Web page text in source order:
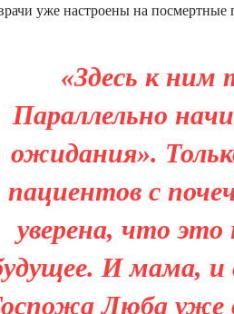
уже настроены на посмертные
«Здесь к ним
Параллельно
ожидания».
пациентов с
уверена, что
И мама, и
Люба уже